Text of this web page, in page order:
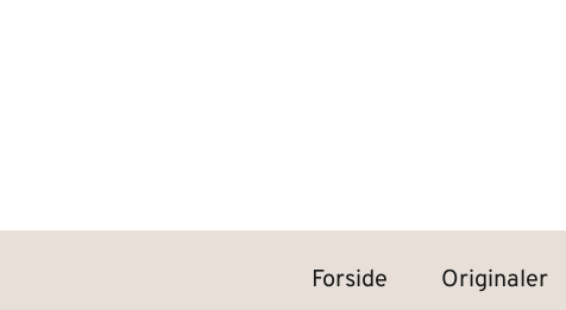
Forside Originaler